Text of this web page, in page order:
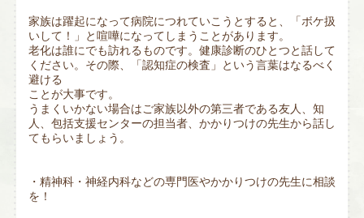
家族は躍起になって病院につれていこうとすると、「ボケ扱
いして！」と喧嘩になってしまうことがあります。
老化は誰にでも訪れるものです。健康診断のひとつと話して
ください。その際、「認知症の検査」という言葉はなるべく
避ける
ことが大事です。
うまくいかない場合はご家族以外の第三者である友人、知
人、包括支援センターの担当者、かかりつけの先生から話し
てもらいましょう。
・精神科・神経内科などの専門医やかかりつけの先生に相談
を！